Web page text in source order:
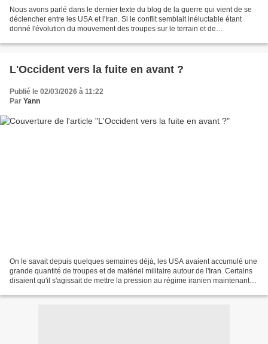
Nous avons parlé dans le dernier texte du blog de la guerre qui vient de se
déclencher entre les USA et l'Iran. Si le conflit semblait inéluctable étant
donné l'évolution du mouvement des troupes sur le terrain et de
L'Occident vers la fuite en avant ?
Publié le 02/03/2026 à 11:22
Par Yann
On le savait depuis quelques semaines déjà, les USA avaient accumulé une
grande quantité de troupes et de matériel militaire autour de l'Iran. Certains
disaient qu'il s'agissait de mettre la pression au régime iranien maintenant